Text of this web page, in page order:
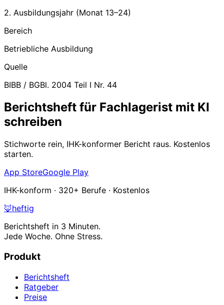
2. Ausbildungsjahr (Monat 13–24)
Bereich
Betriebliche Ausbildung
Quelle
BIBB / BGBl. 2004 Teil I Nr. 44
Berichtsheft für Fachlagerist mit KI
schreiben
Stichworte rein, IHK-konformer Bericht raus. Kostenlos
starten.
App StoreGoogle Play
IHK-konform · 320+ Berufe · Kostenlos
🦊heftig
Berichtsheft in 3 Minuten.
Jede Woche. Ohne Stress.
Produkt
Berichtsheft
Ratgeber
Preise